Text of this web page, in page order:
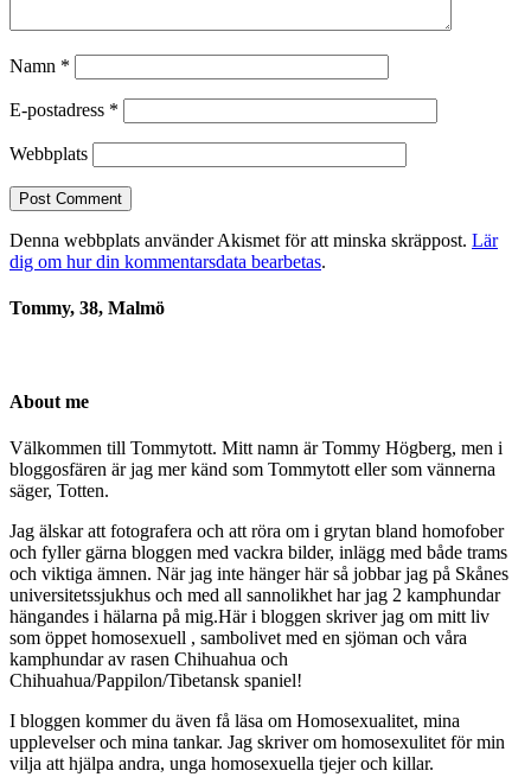
Namn *
E-postadress *
Webbplats
Denna webbplats använder Akismet för att minska skräppost. Lär
dig om hur din kommentarsdata bearbetas.
Tommy, 38, Malmö
About me
Välkommen till Tommytott. Mitt namn är Tommy Högberg, men i
bloggosfären är jag mer känd som Tommytott eller som vännerna
säger, Totten.
Jag älskar att fotografera och att röra om i grytan bland homofober
och fyller gärna bloggen med vackra bilder, inlägg med både trams
och viktiga ämnen. När jag inte hänger här så jobbar jag på Skånes
universitetssjukhus och med all sannolikhet har jag 2 kamphundar
hängandes i hälarna på mig.Här i bloggen skriver jag om mitt liv
som öppet homosexuell , sambolivet med en sjöman och våra
kamphundar av rasen Chihuahua och
Chihuahua/Pappilon/Tibetansk spaniel!
I bloggen kommer du även få läsa om Homosexualitet, mina
upplevelser och mina tankar. Jag skriver om homosexulitet för min
vilja att hjälpa andra, unga homosexuella tjejer och killar.